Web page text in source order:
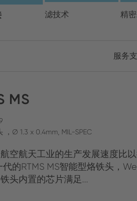
滤技术 精
服务
言
Asia & Pacific
ENGLISH
MS
，Ø 1.3 x 0.4mm, MIL-SPEC
空航天工业的生产发展速度比
的RTMS MS智能型烙铁头，
头内置的芯片满足...